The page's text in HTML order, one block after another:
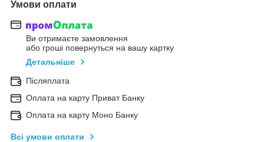
Умови оплати
Ви отримаєте замовлення
або гроші повернуться на вашу картку
Детальніше
Післяплата
Оплата на карту Приват Банку
Оплата на карту Моно Банку
Всі умови оплати